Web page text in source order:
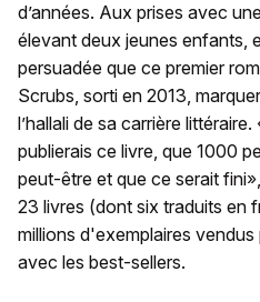
d’années. Aux prises avec
élevant deux jeunes enfants,
persuadée que ce premier
Scrubs, sorti en 2013,
l’hallali de sa carrière
publierais ce livre, que 1000
peut-être et que ce serait
23 livres (dont six traduits en
millions d'exemplaires
avec les best-sellers.